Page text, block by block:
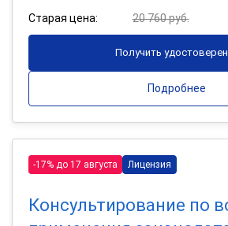
Старая цена:
20 760 руб.
Получить
Подробнее
-17% до 17 августа Лицензия
Консультирование по